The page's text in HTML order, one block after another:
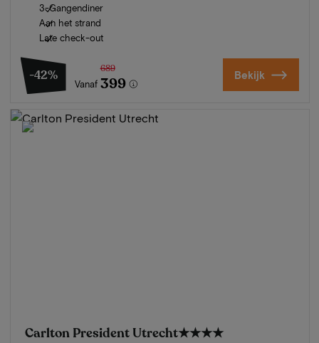
3-Gangendiner
Aan het strand
Late check-out
-42%
Vanaf
689
399 Bekijk
Carlton President Utrecht★★★★